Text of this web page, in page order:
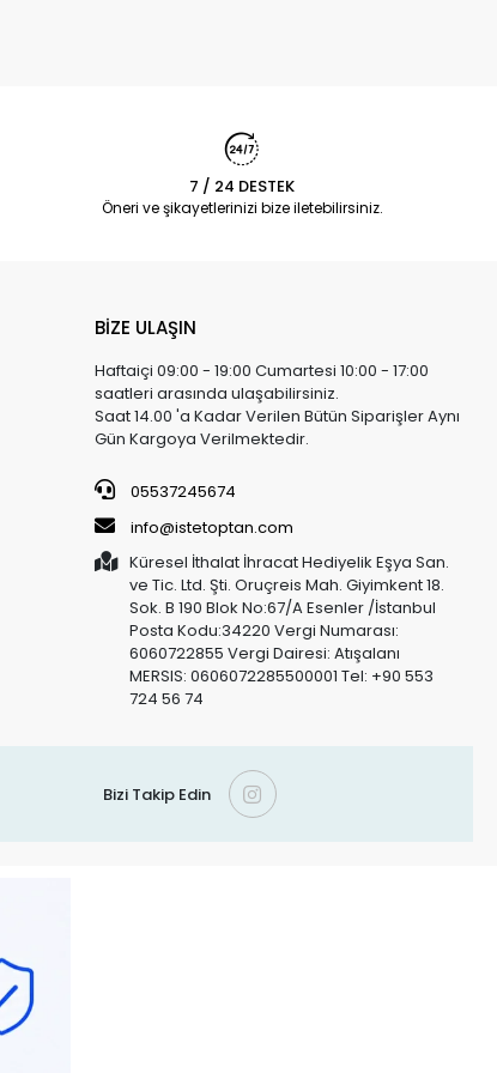
7 / 24 DESTEK
Öneri ve şikayetlerinizi bize iletebilirsiniz.
BİZE ULAŞIN
Haftaiçi 09:00 - 19:00 Cumartesi 10:00 - 17:00
saatleri arasında ulaşabilirsiniz.
Saat 14.00 'a Kadar Verilen Bütün Siparişler Aynı
Gün Kargoya Verilmektedir.
05537245674
info@istetoptan.com
Küresel İthalat İhracat Hediyelik Eşya San.
ve Tic. Ltd. Şti. Oruçreis Mah. Giyimkent 18.
Sok. B 190 Blok No:67/A Esenler /İstanbul
Posta Kodu:34220 Vergi Numarası:
6060722855 Vergi Dairesi: Atışalanı
MERSIS: 0606072285500001 Tel: +90 553
724 56 74
Bizi Takip Edin